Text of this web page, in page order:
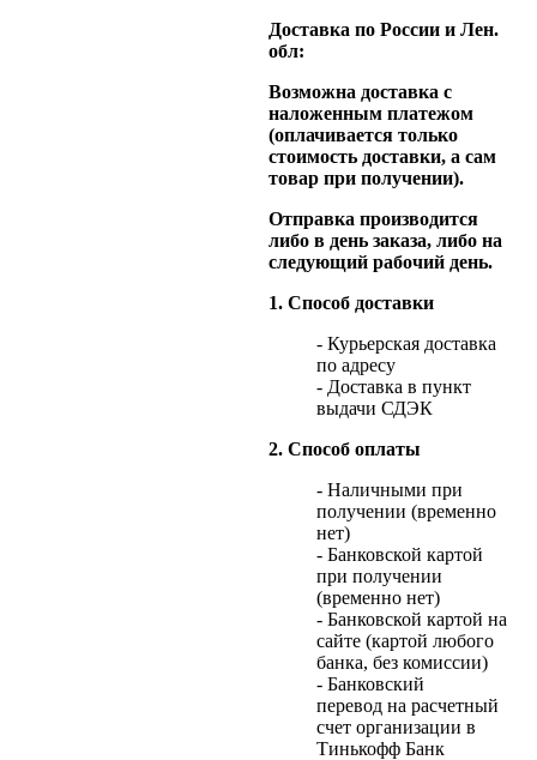
Доставка по России и Лен.
обл:
Возможна доставка с
наложенным платежом
(оплачивается только
стоимость доставки, а сам
товар при получении).
Отправка производится
либо в день заказа, либо на
следующий рабочий день.
1. Способ доставки
- Курьерская доставка
по адресу
- Доставка в пункт
выдачи СДЭК
2. Способ оплаты
- Наличными при
получении (временно
нет)
- Банковской картой
при получении
(временно нет)
- Банковской картой на
сайте (картой любого
банка, без комиссии)
- Банковский
перевод на расчетный
счет организации в
Тинькофф Банк